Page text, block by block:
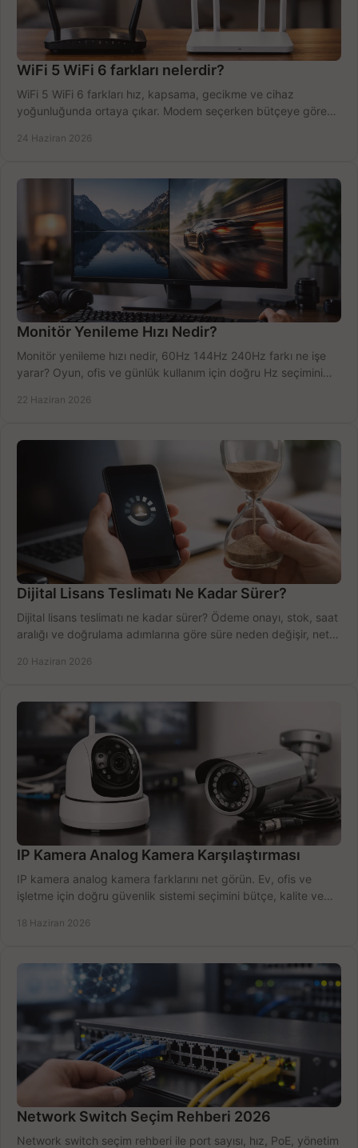
WiFi 5 WiFi 6 farkları nelerdir?
WiFi 5 WiFi 6 farkları hız, kapsama, gecikme ve cihaz
yoğunluğunda ortaya çıkar. Modem seçerken bütçeye göre
24 Haziran 2026
Monitör Yenileme Hızı Nedir?
Monitör yenileme hızı nedir, 60Hz 144Hz 240Hz farkı ne işe
yarar? Oyun, ofis ve günlük kullanım için doğru Hz seçimini
22 Haziran 2026
Dijital Lisans Teslimatı Ne Kadar Sürer?
Dijital lisans teslimatı ne kadar sürer? Ödeme onayı, stok, saat
aralığı ve doğrulama adımlarına göre süre neden değişir, net
20 Haziran 2026
IP Kamera Analog Kamera Karşılaştırması
IP kamera analog kamera farklarını net görün. Ev, ofis ve
işletme için doğru güvenlik sistemi seçimini bütçe, kalite ve
18 Haziran 2026
Network Switch Seçim Rehberi 2026
Network switch seçim rehberi ile port sayısı, hız, PoE, yönetim